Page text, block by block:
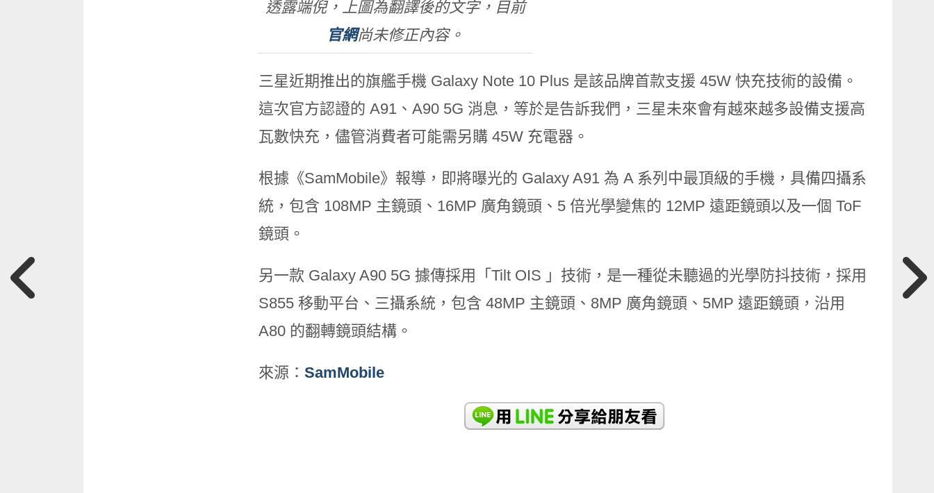
透露端倪，上圖為翻譯後的文字，目前
官網尚未修正內容。
三星近期推出的旗艦手機 Galaxy Note 10 Plus 是該品牌首款支援 45W 快充技術的設備。
這次官方認證的 A91、A90 5G 消息，等於是告訴我們，三星未來會有越來越多設備支援高
瓦數快充，儘管消費者可能需另購 45W 充電器。
根據《SamMobile》報導，即將曝光的 Galaxy A91 為 A 系列中最頂級的手機，具備四攝系
統，包含 108MP 主鏡頭、16MP 廣角鏡頭、5 倍光學變焦的 12MP 遠距鏡頭以及一個 ToF
鏡頭。
另一款 Galaxy A90 5G 據傳採用「Tilt OIS 」技術，是一種從未聽過的光學防抖技術，採用
S855 移動平台、三攝系統，包含 48MP 主鏡頭、8MP 廣角鏡頭、5MP 遠距鏡頭，沿用
A80 的翻轉鏡頭結構。
來源： SamMobile